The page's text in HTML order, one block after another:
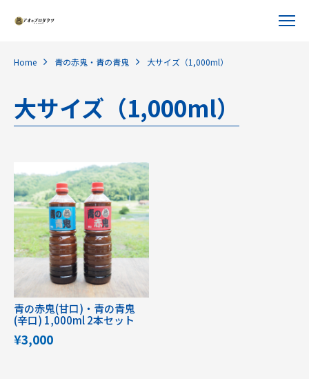
Home 青の赤鬼・青の青鬼 大サイズ（1,000ml）
大サイズ（1,000ml）
青の赤鬼(甘口)・青の青鬼
(辛口) 1,000ml 2本セット
¥3,000